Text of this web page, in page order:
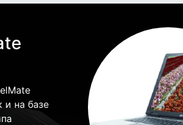
и на базе